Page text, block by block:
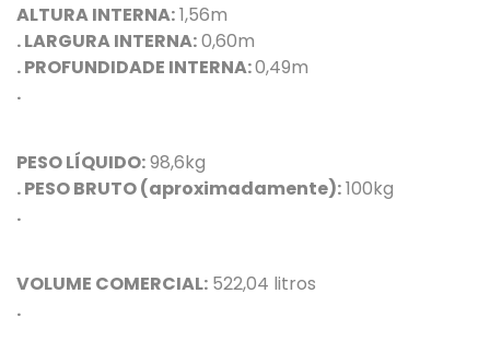
ALTURA INTERNA:1,56m
. LARGURA INTERNA:0,60m
. PROFUNDIDADE INTERNA:0,49m
.
PESO LÍQUIDO:98,6kg
. PESO BRUTO (aproximadamente):100kg
.
VOLUME COMERCIAL: 522,04 litros
.